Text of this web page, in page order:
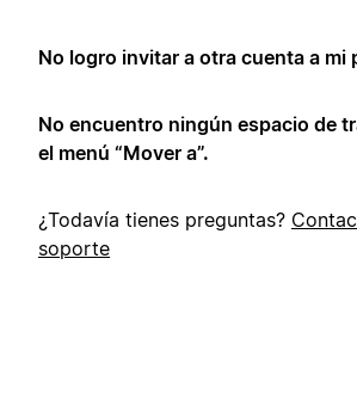
No logro invitar a otra cuenta a mi
No encuentro ningún espacio de
el menú “Mover a”.
¿Todavía tienes preguntas?
soporte